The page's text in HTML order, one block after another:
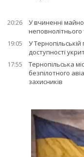
20:26
У вчиненні
19:05
У Тернопільській
доступності
17:55
Тернопільська
безпілотного
захисників